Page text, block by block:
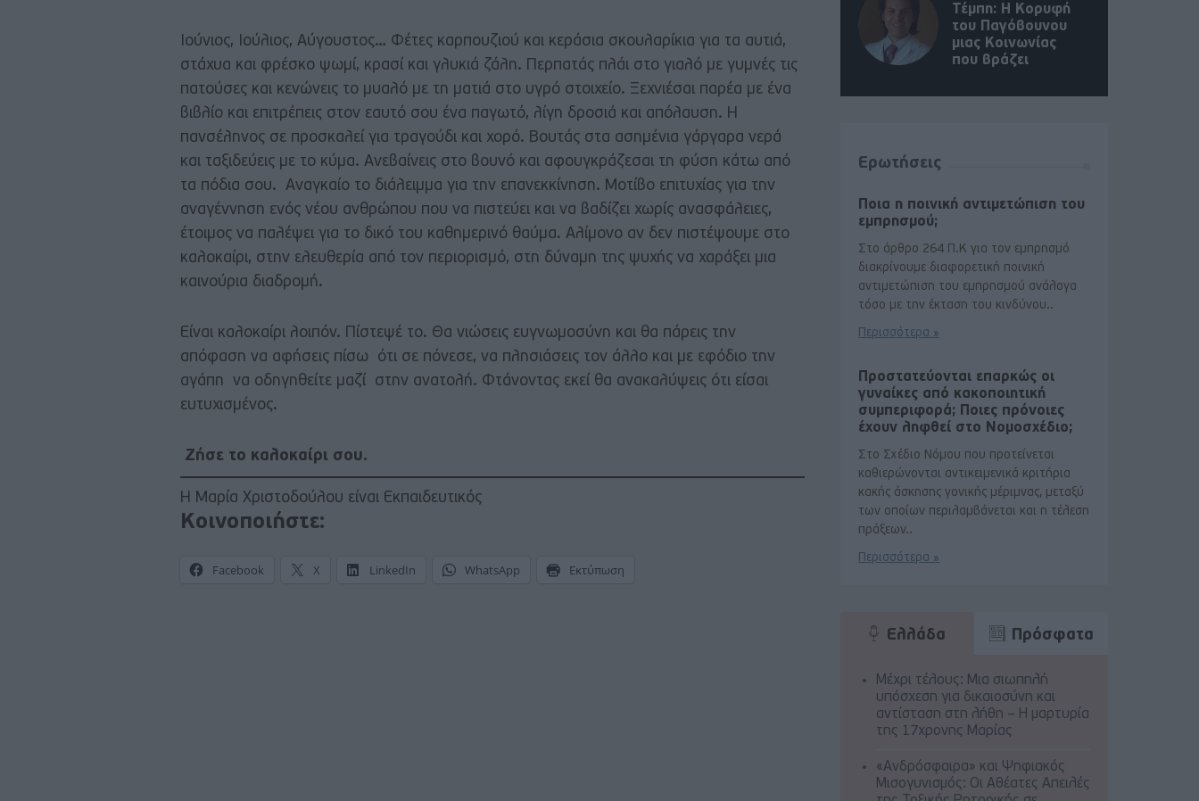
Ιούνιος, Ιούλιος, Αύγουστος… Φέτες καρπουζιού και κεράσια σκουλαρίκια για τα αυτιά,
στάχυα και φρέσκο ψωμί, κρασί και γλυκιά ζάλη. Περπατάς πλάι στο γιαλό με γυμνές τις
πατούσες και κενώνεις το μυαλό με τη ματιά στο υγρό στοιχείο. Ξεχνιέσαι παρέα με ένα
βιβλίο και επιτρέπεις στον εαυτό σου ένα παγωτό, λίγη δροσιά και απόλαυση. Η
πανσέληνος σε προσκαλεί για τραγούδι και χορό. Βουτάς στα ασημένια γάργαρα νερά
και ταξιδεύεις με το κύμα. Ανεβαίνεις στο βουνό και αφουγκράζεσαι τη φύση κάτω από
τα πόδια σου. Αναγκαίο το διάλειμμα για την επανεκκίνηση. Μοτίβο επιτυχίας για την
αναγέννηση ενός νέου ανθρώπου που να πιστεύει και να βαδίζει χωρίς ανασφάλειες,
έτοιμος να παλέψει για το δικό του καθημερινό θαύμα. Αλίμονο αν δεν πιστέψουμε στο
καλοκαίρι, στην ελευθερία από τον περιορισμό, στη δύναμη της ψυχής να χαράξει μια
καινούρια διαδρομή.
Είναι καλοκαίρι λοιπόν. Πίστεψέ το. Θα νιώσεις ευγνωμοσύνη και θα πάρεις την
απόφαση να αφήσεις πίσω ότι σε πόνεσε, να πλησιάσεις τον άλλο και με εφόδιο την
αγάπη να οδηγηθείτε μαζί στην ανατολή. Φτάνοντας εκεί θα ανακαλύψεις ότι είσαι
ευτυχισμένος.
Ζήσε το καλοκαίρι σου.
Η Μαρία Χριστοδούλου είναι Εκπαιδευτικός
Κοινοποιήστε:
Facebook X LinkedIn WhatsApp Εκτύπωση
Τέμπη: Η Κορυφή
του Παγόβουνου
μιας Κοινωνίας
που βράζει
Ερωτήσεις
Ποια η ποινική αντιμετώπιση του
εμπρησμού;
Στο άρθρο 264 Π.Κ για τον εμπρησμό
διακρίνουμε διαφορετική ποινική
αντιμετώπιση του εμπρησμού ανάλογα
τόσο με την έκταση του κινδύνου..
Περισσότερα »
Προστατεύονται επαρκώς οι
γυναίκες από κακοποιητική
συμπεριφορά; Ποιες πρόνοιες
έχουν ληφθεί στο Νομοσχέδιο;
Στο Σχέδιο Νόμου που προτείνεται
καθιερώνονται αντικειμενικά κριτήρια
κακής άσκησης γονικής μέριμνας, μεταξύ
των οποίων περιλαμβάνεται και η τέλεση
πράξεων..
Περισσότερα »
Ελλάδα Πρόσφατα
Μέχρι τέλους: Μια σιωπηλή
υπόσχεση για δικαιοσύνη και
αντίσταση στη λήθη – Η μαρτυρία
της 17χρονης Μαρίας
«Ανδρόσφαιρα» και Ψηφιακός
Μισογυνισμός: Οι Αθέατες Απειλές